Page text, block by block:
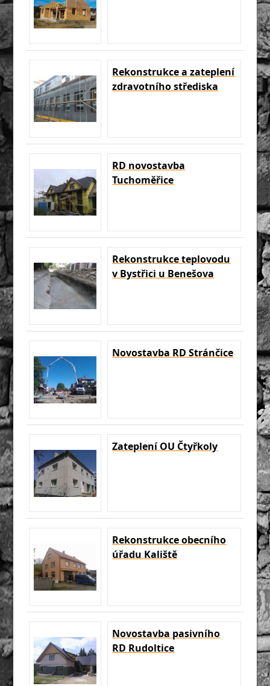
Rekonstrukce a zateplení
zdravotního střediska
RD novostavba
Tuchoměřice
Rekonstrukce teplovodu
v Bystřici u Benešova
Novostavba RD Stránčice
Zateplení OU Čtyřkoly
Rekonstrukce obecního
úřadu Kaliště
Novostavba pasivního
RD Rudoltice